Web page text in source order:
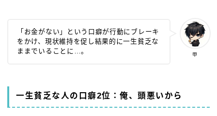
甲
「お金がない」という口癖が行動にブレーキ
をかけ、現状維持を促し結果的に一生貧乏な
ままでいることに…。
一生貧乏な人の口癖2位：俺、頭悪いから